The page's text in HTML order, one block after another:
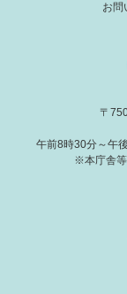
お問
〒
午前8時30分～午
※本庁舎等